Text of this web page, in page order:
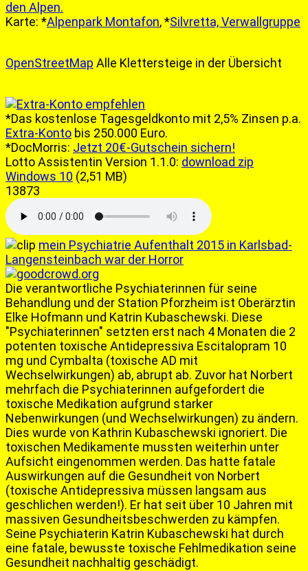
den Alpen.
Karte: *Alpenpark Montafon, *Silvretta, Verwallgruppe
OpenStreetMap Alle Klettersteige in der Übersicht
*Das kostenlose Tagesgeldkonto mit 2,5% Zinsen p.a.
Extra-Konto bis 250.000 Euro.
*DocMorris: Jetzt 20€-Gutschein sichern!
Lotto Assistentin Version 1.1.0: download zip
Windows 10 (2,51 MB)
13873
mein Psychiatrie Aufenthalt 2015 in Karlsbad-
Langensteinbach war der Horror
Die verantwortliche Psychiaterinnen für seine
Behandlung und der Station Pforzheim ist Oberärztin
Elke Hofmann und Katrin Kubaschewski. Diese
"Psychiaterinnen" setzten erst nach 4 Monaten die 2
potenten toxische Antidepressiva Escitalopram 10
mg und Cymbalta (toxische AD mit
Wechselwirkungen) ab, abrupt ab. Zuvor hat Norbert
mehrfach die Psychiaterinnen aufgefordert die
toxische Medikation aufgrund starker
Nebenwirkungen (und Wechselwirkungen) zu ändern.
Dies wurde von Kathrin Kubaschewski ignoriert. Die
toxischen Medikamente mussten weiterhin unter
Aufsicht eingenommen werden. Das hatte fatale
Auswirkungen auf die Gesundheit von Norbert
(toxische Antidepressiva müssen langsam aus
geschlichen werden!). Er hat seit über 10 Jahren mit
massiven Gesundheitsbeschwerden zu kämpfen.
Seine Psychiaterin Katrin Kubaschewski hat durch
eine fatale, bewusste toxische Fehlmedikation seine
Gesundheit nachhaltig geschädigt.